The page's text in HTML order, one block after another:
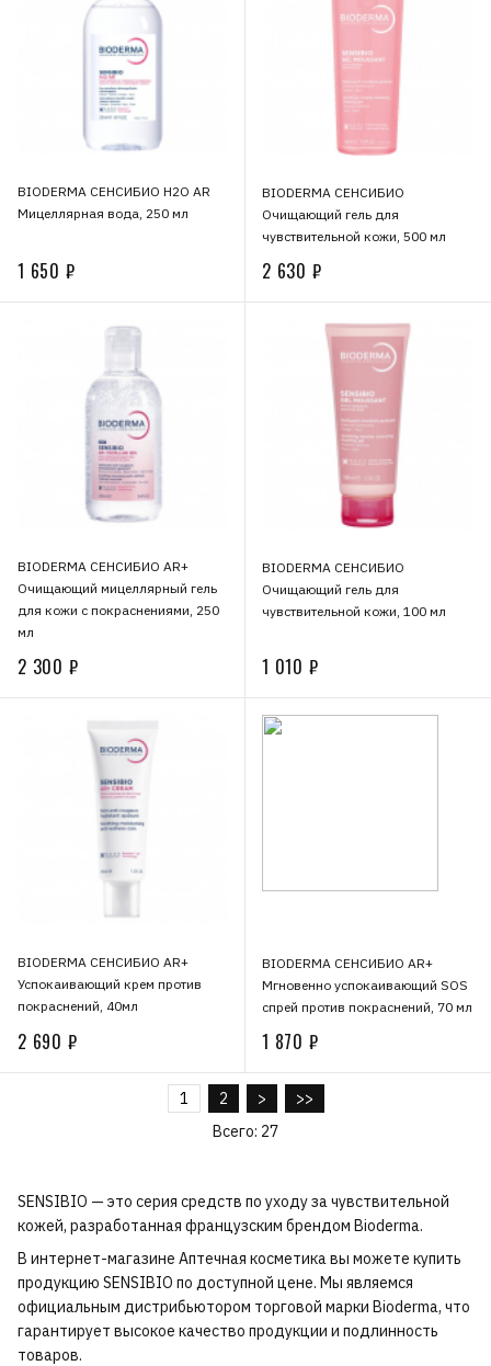
BIODERMA СЕНСИБИО H2O AR
Мицеллярная вода, 250 мл
1 650 ₽
BIODERMA СЕНСИБИО
Очищающий гель для
чувствительной кожи, 500 мл
2 630 ₽
BIODERMA СЕНСИБИО AR+
Очищающий мицеллярный гель
для кожи с покраснениями, 250
мл
2 300 ₽
BIODERMA СЕНСИБИО
Очищающий гель для
чувствительной кожи, 100 мл
1 010 ₽
BIODERMA СЕНСИБИО AR+
Успокаивающий крем против
покраснений, 40мл
2 690 ₽
BIODERMA СЕНСИБИО AR+
Мгновенно успокаивающий SOS
спрей против покраснений, 70 мл
1 870 ₽
1 2 >
>>
Всего: 27
SENSIBIO — это серия средств по уходу за чувствительной
кожей, разработанная французским брендом Bioderma.
В интернет-магазине Аптечная косметика вы можете купить
продукцию SENSIBIO по доступной цене. Мы являемся
официальным дистрибьютором торговой марки Bioderma, что
гарантирует высокое качество продукции и подлинность
товаров.